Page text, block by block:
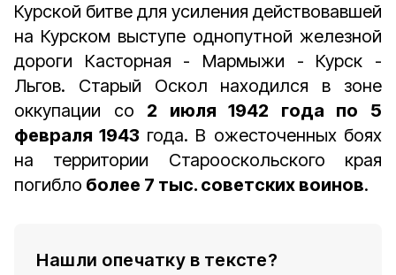
Курской битве для усиления действовавшей
на Курском выступе однопутной железной
дороги Касторная - Мармыжи - Курск -
Льгов. Старый Оскол находился в зоне
оккупации со 2 июля 1942 года по 5
февраля 1943 года. В ожесточенных боях
на территории Старооскольского края
погибло более 7 тыс. советских воинов.
Нашли опечатку в тексте?